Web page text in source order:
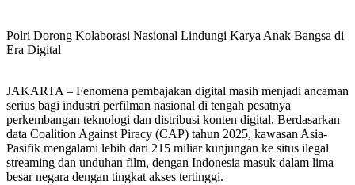
Polri Dorong Kolaborasi Nasional Lindungi Karya Anak Bangsa di
Era Digital
JAKARTA – Fenomena pembajakan digital masih menjadi ancaman
serius bagi industri perfilman nasional di tengah pesatnya
perkembangan teknologi dan distribusi konten digital. Berdasarkan
data Coalition Against Piracy (CAP) tahun 2025, kawasan Asia-
Pasifik mengalami lebih dari 215 miliar kunjungan ke situs ilegal
streaming dan unduhan film, dengan Indonesia masuk dalam lima
besar negara dengan tingkat akses tertinggi.